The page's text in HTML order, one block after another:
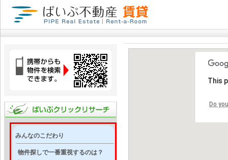
みんなのこだわり
物件探しで一番重視するのは？
This
Do